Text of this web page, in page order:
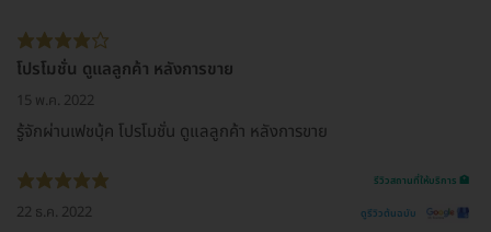
โปรโมชั่น ดูแลลูกค้า หลังการขาย
15 พ.ค. 2022
รู้จักผ่านเฟชบุ้ค โปรโมชั่น ดูแลลูกค้า หลังการขาย
รีวิวสถานที่ให้บริการ 🏥
22 ธ.ค. 2022 ดูรีวิวต้นฉบับ